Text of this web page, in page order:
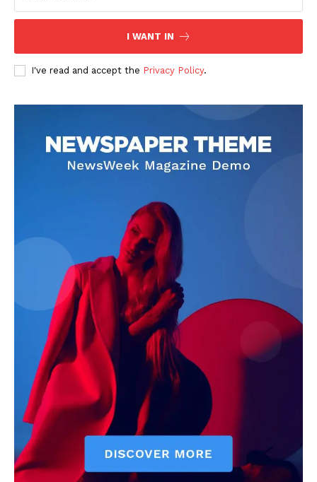
I WANT IN
I've read and accept the Privacy Policy.